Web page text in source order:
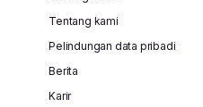
#kirimpaket
Tentang kami
Pelindungan data pribadi
Berita
Karir